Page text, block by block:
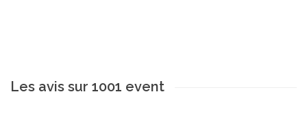
Les avis sur 1001 event